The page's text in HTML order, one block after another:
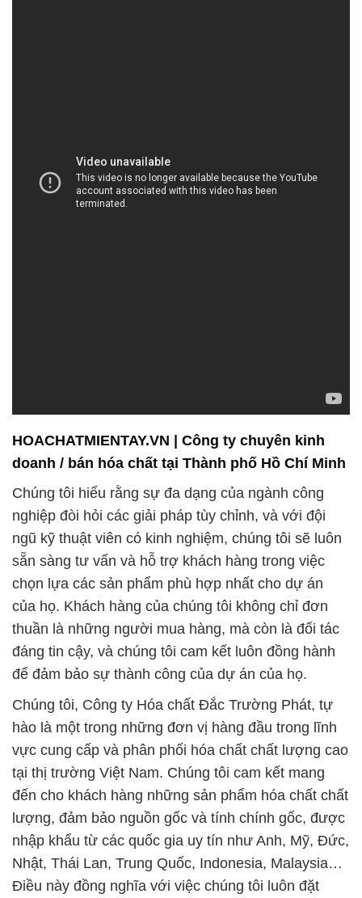
HOACHATMIENTAY.VN | Công ty chuyên kinh
doanh / bán hóa chất tại Thành phố Hồ Chí Minh
Chúng tôi hiểu rằng sự đa dạng của ngành công
nghiệp đòi hỏi các giải pháp tùy chỉnh, và với đội
ngũ kỹ thuật viên có kinh nghiệm, chúng tôi sẽ luôn
sẵn sàng tư vấn và hỗ trợ khách hàng trong việc
chọn lựa các sản phẩm phù hợp nhất cho dự án
của họ. Khách hàng của chúng tôi không chỉ đơn
thuần là những người mua hàng, mà còn là đối tác
đáng tin cậy, và chúng tôi cam kết luôn đồng hành
để đảm bảo sự thành công của dự án của họ.
Chúng tôi, Công ty Hóa chất Đắc Trường Phát, tự
hào là một trong những đơn vị hàng đầu trong lĩnh
vực cung cấp và phân phối hóa chất chất lượng cao
tại thị trường Việt Nam. Chúng tôi cam kết mang
đến cho khách hàng những sản phẩm hóa chất chất
lượng, đảm bảo nguồn gốc và tính chính gốc, được
nhập khẩu từ các quốc gia uy tín như Anh, Mỹ, Đức,
Nhật, Thái Lan, Trung Quốc, Indonesia, Malaysia…
Điều này đồng nghĩa với việc chúng tôi luôn đặt